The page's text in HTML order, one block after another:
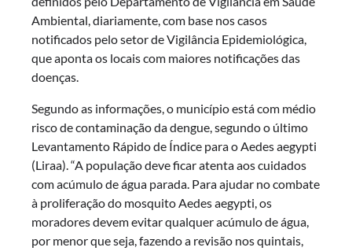
Ambiental, diariamente, com base nos casos
notificados pelo setor de Vigilância Epidemiológica,
que aponta os locais com maiores notificações das
doenças.
Segundo as informações, o município está com médio
risco de contaminação da dengue, segundo o último
Levantamento Rápido de Índice para o Aedes aegypti
(Liraa). “A população deve ficar atenta aos cuidados
com acúmulo de água parada. Para ajudar no combate
à proliferação do mosquito Aedes aegypti, os
moradores devem evitar qualquer acúmulo de água,
por menor que seja, fazendo a revisão nos quintais,